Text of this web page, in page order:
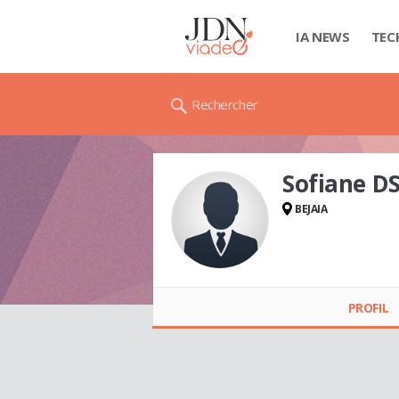
IA NEWS
Rechercher
Sofiane DS
BEJAIA
PROFIL